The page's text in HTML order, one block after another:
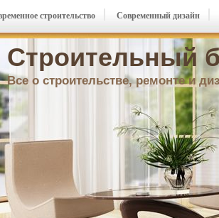
Строительный
Все о строительстве, ремонте и
строительство Современный дизайн